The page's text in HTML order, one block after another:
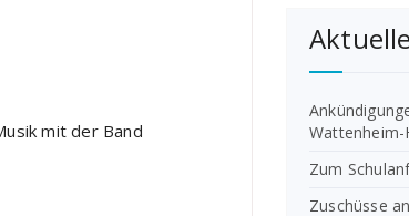
mitder Band
Zum
Zuschüsse